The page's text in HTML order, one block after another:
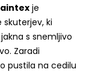
je
ki
s snemljivo
Zaradi
pustila na cedilu